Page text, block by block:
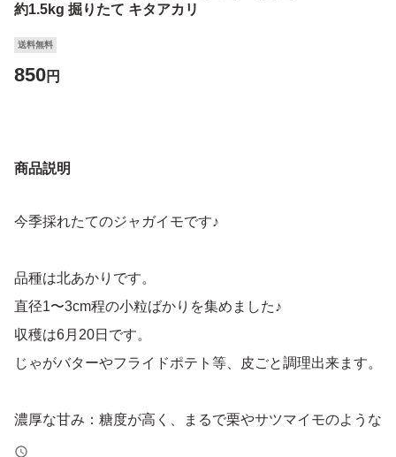
約1.5kg 掘りたて キタアカリ
送料無料
850円
商品説明
今季採れたてのジャガイモです♪
品種は北あかりです。
直径1〜3cm程の小粒ばかりを集めました♪
収穫は6月20日です。
じゃがバターやフライドポテト等、皮ごと調理出来ます。
濃厚な甘み：糖度が高く、まるで栗やサツマイモのような
コクのある甘みがあります。そのため「クリじゃがいも」